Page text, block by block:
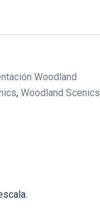
Woodland
, Woodland Scenics